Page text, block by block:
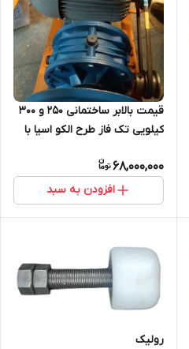
قیمت بالابر ساختمانی 250 و 300
کیلویی تک فاز طرح الکو اسیا با
68,000,000
افزودن به سبد
رولیک